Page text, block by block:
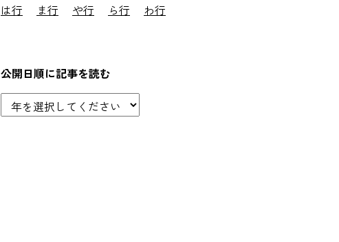
は行
ま行 や行 ら行 わ行
公開日順に記事を読む